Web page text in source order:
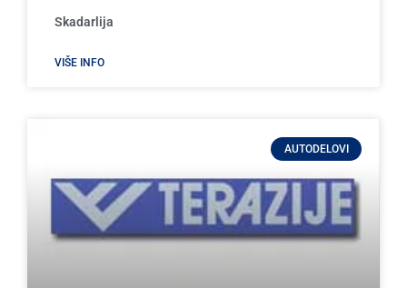
Skadarlija
VIŠE INFO
AUTODELOVI